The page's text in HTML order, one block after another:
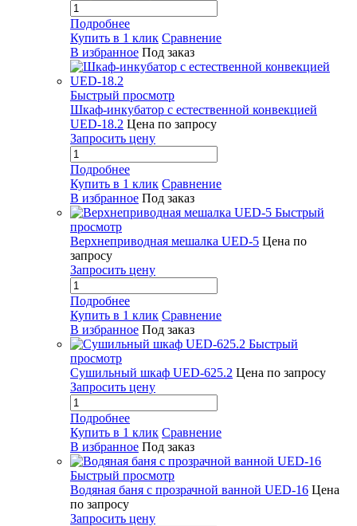
Подробнее
Купить в 1 клик Сравнение
В избранное Под заказ
Быстрый просмотр
Шкаф-инкубатор с естественной конвекцией
UED-18.2 Цена по запросу
Запросить цену
Подробнее
Купить в 1 клик Сравнение
В избранное Под заказ
Быстрый
просмотр
Верхнеприводная мешалка UED-5 Цена по
запросу
Запросить цену
Подробнее
Купить в 1 клик Сравнение
В избранное Под заказ
Быстрый
просмотр
Сушильный шкаф UED-625.2 Цена по запросу
Запросить цену
Подробнее
Купить в 1 клик Сравнение
В избранное Под заказ
Быстрый просмотр
Водяная баня с прозрачной ванной UED-16 Цена
по запросу
Запросить цену